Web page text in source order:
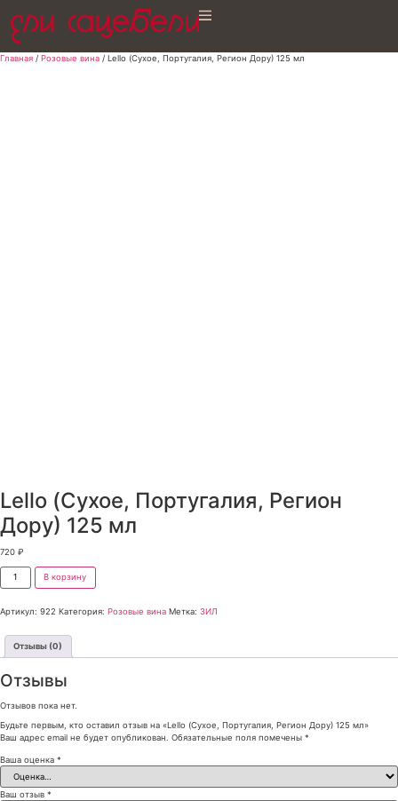
Главная / Розовые вина / Lello (Сухое, Португалия, Регион Дору) 125 мл
Lello (Сухое, Португалия, Регион
Дору) 125 мл
720 ₽
В корзину
Артикул: 922 Категория: Розовые вина Метка: ЗИЛ
Отзывы (0)
Отзывы
Отзывов пока нет.
Будьте первым, кто оставил отзыв на «Lello (Сухое, Португалия, Регион Дору) 125 мл»
Ваш адрес email не будет опубликован. Обязательные поля помечены *
Ваша оценка *
Ваш отзыв *